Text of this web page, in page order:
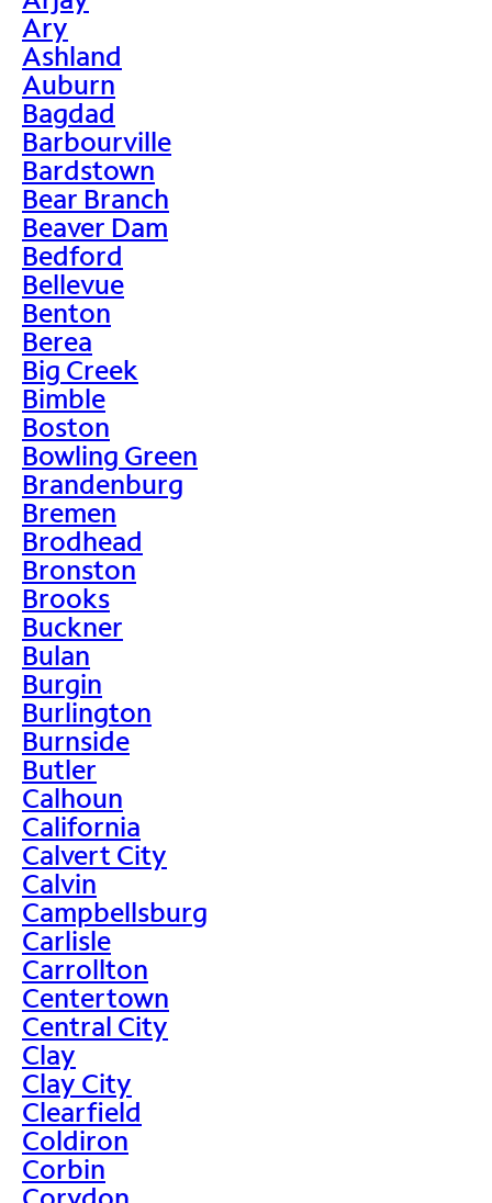
Ary
Ashland
Auburn
Bagdad
Barbourville
Bardstown
Bear Branch
Beaver Dam
Bedford
Bellevue
Benton
Berea
Big Creek
Bimble
Boston
Bowling Green
Brandenburg
Bremen
Brodhead
Bronston
Brooks
Buckner
Bulan
Burgin
Burlington
Burnside
Butler
Calhoun
California
Calvert City
Calvin
Campbellsburg
Carlisle
Carrollton
Centertown
Central City
Clay
Clay City
Clearfield
Coldiron
Corbin